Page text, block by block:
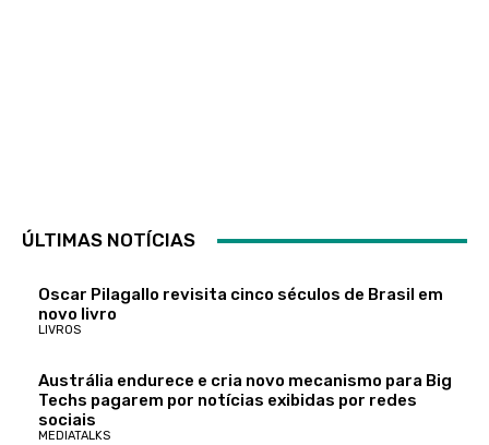
ÚLTIMAS NOTÍCIAS
Oscar Pilagallo revisita cinco séculos de Brasil em
novo livro
LIVROS
Austrália endurece e cria novo mecanismo para Big
Techs pagarem por notícias exibidas por redes
sociais
MEDIATALKS